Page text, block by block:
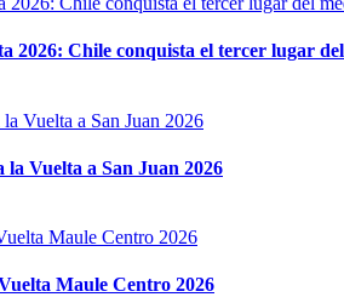
2026: Chile conquista el tercer lugar
Vuelta a San Juan 2026
Maule Centro 2026